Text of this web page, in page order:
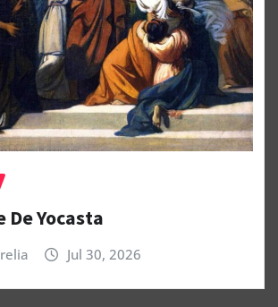
De Yocasta
Jul 30, 2026